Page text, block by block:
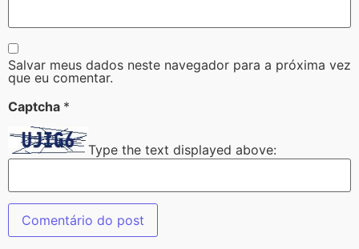
Salvar meus dados neste navegador para a próxima vez
que eu comentar.
Captcha *
Type the text displayed above: